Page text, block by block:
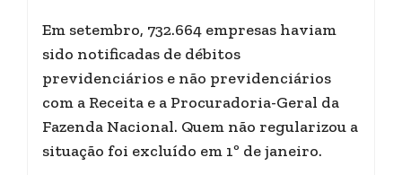
Em setembro, 732.664 empresas haviam
sido notificadas de débitos
previdenciários e não previdenciários
com a Receita e a Procuradoria-Geral da
Fazenda Nacional. Quem não regularizou a
situação foi excluído em 1º de janeiro.